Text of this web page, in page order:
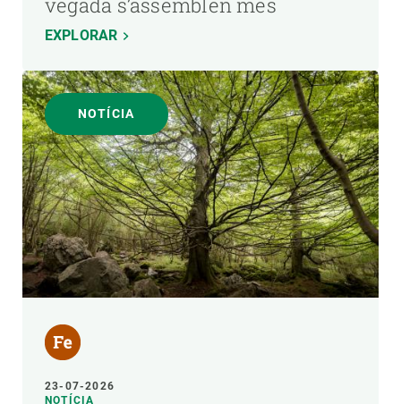
vegada s’assemblen més
EXPLORAR
NOTÍCIA
23-07-2026
NOTÍCIA